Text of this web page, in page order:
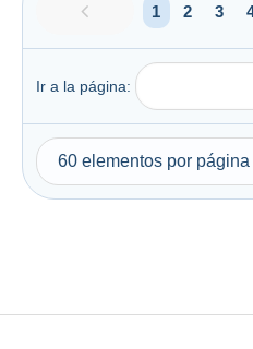
1 2 3
Ir a la página: